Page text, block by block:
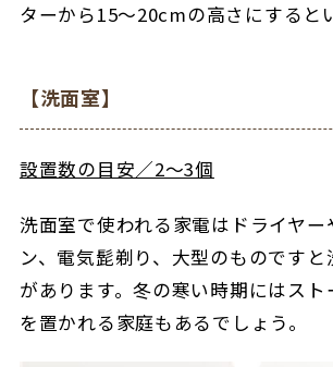
ターから15～20cmの高さにすると
【洗面室】
設置数の目安／2～3個
洗面室で使われる家電はドライヤー
ン、電気髭剃り、大型のものです
があります。冬の寒い時期にはスト
を置かれる家庭もあるでしょう。